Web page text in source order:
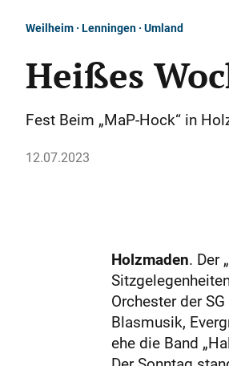
Weilheim · Lenningen · Umland
Heißes
Fest Beim „MaP-Hock“ in
12.07.2023
Holzmaden. Der
Orchester der
Blasmusik,
ehe die Band